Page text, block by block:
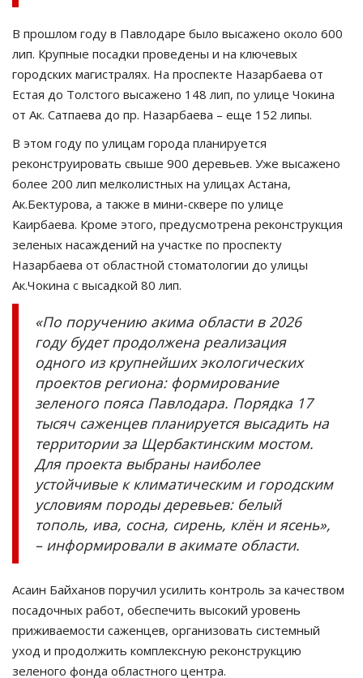
В прошлом году в Павлодаре было высажено около 600
лип. Крупные посадки проведены и на ключевых
городских магистралях. На проспекте Назарбаева от
Естая до Толстого высажено 148 лип, по улице Чокина
от Ак. Сатпаева до пр. Назарбаева – еще 152 липы.
В этом году по улицам города планируется
реконструировать свыше 900 деревьев. Уже высажено
более 200 лип мелколистных на улицах Астана,
Ак.Бектурова, а также в мини-сквере по улице
Каирбаева. Кроме этого, предусмотрена реконструкция
зеленых насаждений на участке по проспекту
Назарбаева от областной стоматологии до улицы
Ак.Чокина с высадкой 80 лип.
«По поручению акима области в 2026
году будет продолжена реализация
одного из крупнейших экологических
проектов региона: формирование
зеленого пояса Павлодара. Порядка 17
тысяч саженцев планируется высадить на
территории за Щербактинским мостом.
Для проекта выбраны наиболее
устойчивые к климатическим и городским
условиям породы деревьев: белый
тополь, ива, сосна, сирень, клён и ясень»,
– информировали в акимате области.
Асаин Байханов поручил усилить контроль за качеством
посадочных работ, обеспечить высокий уровень
приживаемости саженцев, организовать системный
уход и продолжить комплексную реконструкцию
зеленого фонда областного центра.